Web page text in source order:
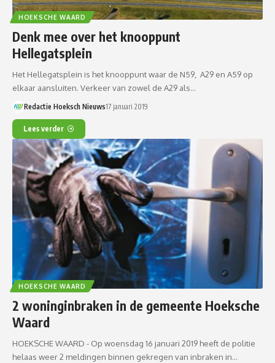
HOEKSCHE WAARD
Denk mee over het knooppunt
Hellegatsplein
Het Hellegatsplein is het knooppunt waar de N59, A29 en A59 op
elkaar aansluiten. Verkeer van zowel de A29 als…
Redactie Hoeksch Nieuws17 januari 2019
Lees verder
HOEKSCHE WAARD
2 woninginbraken in de gemeente Hoeksche
Waard
HOEKSCHE WAARD - Op woensdag 16 januari 2019 heeft de politie
helaas weer 2 meldingen binnen gekregen van inbraken in…